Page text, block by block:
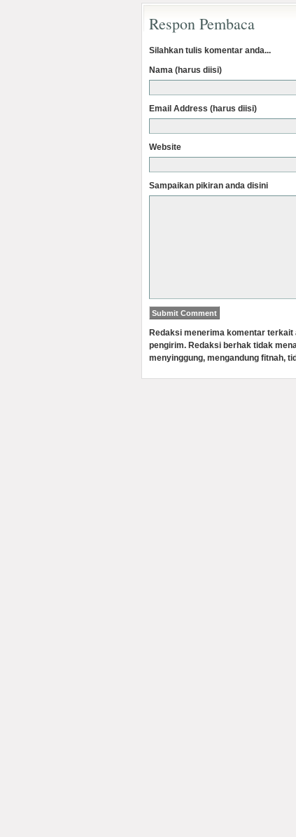
Respon Pembaca
Silahkan tulis komentar anda...
Nama (harus diisi)
Email Address (harus diisi)
Website
Sampaikan pikiran anda disini
Redaksi menerima komentar
pengirim. Redaksi berhak tidak
menyinggung, mengandung fitnah,